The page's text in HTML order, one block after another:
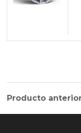
Producto